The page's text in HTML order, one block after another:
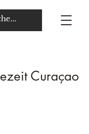
Curaçao